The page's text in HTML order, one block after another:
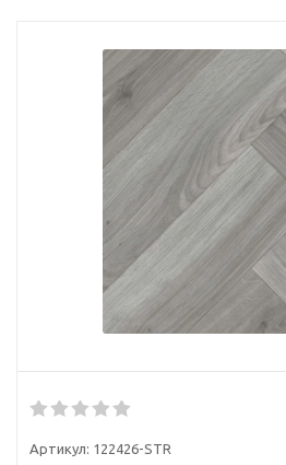
Артикул: 122426-STR